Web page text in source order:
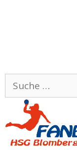
Suche
nach: